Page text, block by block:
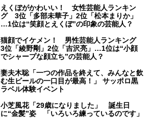
えくぼがかわいい！ 女性芸能人ランキン
グ 3位「多部未華子」2位「松本まりか」
…1位は“笑顔とえくぼ”の印象の芸能人？
猫顔でイケメン！ 男性芸能人ランキング
3位「綾野剛」2位「吉沢亮」…1位は“小顔
でシャープな顔立ち”の芸能人？
妻夫木聡「一つの作品を終えて、みんなと飲
む生ビールの一口目が最高！」 サッポロ黒
ラベル体験イベント
小芝風花「29歳になりました」 誕生日
に“金髪”姿 「いろいろ練っているのです」